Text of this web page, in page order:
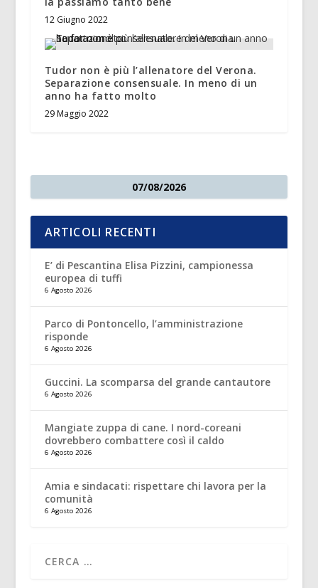
12 Giugno 2022
Tudor non è più l’allenatore del Verona.
Separazione consensuale. In meno di un
anno ha fatto molto
29 Maggio 2022
07/08/2026
ARTICOLI RECENTI
E’ di Pescantina Elisa Pizzini, campionessa
europea di tuffi
6 Agosto 2026
Parco di Pontoncello, l’amministrazione
risponde
6 Agosto 2026
Guccini. La scomparsa del grande cantautore
6 Agosto 2026
Mangiate zuppa di cane. I nord-coreani
dovrebbero combattere così il caldo
6 Agosto 2026
Amia e sindacati: rispettare chi lavora per la
comunità
6 Agosto 2026